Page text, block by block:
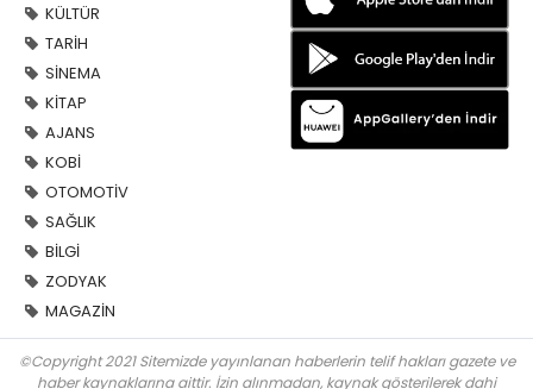
KÜLTÜR
TARİH
SİNEMA
KİTAP
AJANS
KOBİ
OTOMOTİV
SAĞLIK
BİLGİ
ZODYAK
MAGAZİN
©Copyright 2021 Sitemizde yayınlanan haberlerin telif hakları gazete ve
haber kaynaklarına aittir. İzin alınmadan, kaynak gösterilerek dahi